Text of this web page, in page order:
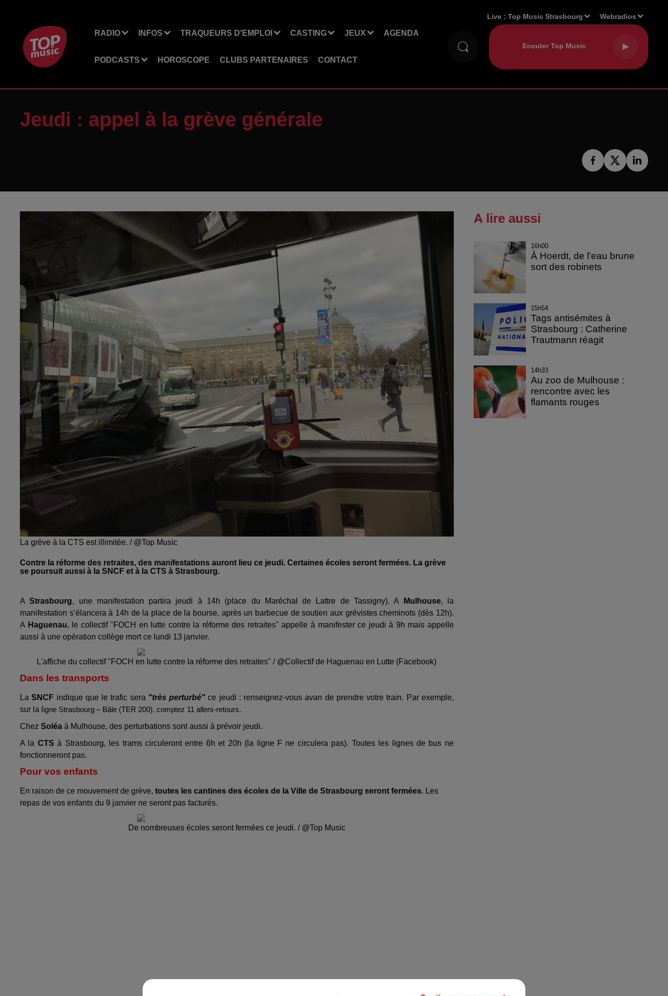
RADIO INFOS TRAQUEURS D'EMPLOI CASTING JEUX AGENDA
PODCASTS HOROSCOPE CLUBS PARTENAIRES CONTACT
Live :Top Music Strasbourg Webradios
Jeudi : appel à la grève générale
La grève à la CTS est illimitée. / @Top Music
Contre la réforme des retraites, des manifestations auront lieu ce jeudi. Certaines écoles seront fermées. La grève
se poursuit aussi à la SNCF et à la CTS à Strasbourg.
AStrasbourg, une manifestation partira jeudi à 14h (place du Maréchal de Lattre de Tassigny). A Mulhouse, la
manifestation s’élancera à 14h de la place de la bourse, après un barbecue de soutien aux grévistes cheminots (dès 12h).
A Haguenau, le collectif "FOCH en lutte contre la réforme des retraites" appelle à manifester ce jeudi à 9h mais appelle
aussi à une opération collège mort ce lundi 13 janvier.
L'affiche ducollectif "FOCH en lutte contre la réforme des retraites" / @Collectif de Haguenau en Lutte (Facebook)
Dans les transports
LaSNCF indique que le trafic sera "très perturbé" ce jeudi : renseignez-vous avan de prendre votre train. Par exemple,
sur la l igne Strasbourg – Bâle (TER 200), comptez 11 allers-retours.
Chez Soléa à Mulhouse, des perturbations sont aussi à prévoir jeudi.
A la CTS à Strasbourg, les trams circuleront entre 6h et 20h (la ligne F ne circulera pas). Toutes les lignes de bus ne
fonctionneront pas.
Pour vos enfants
En raison de ce mouvement de grève, toutes les cantines des écoles de la Ville de Strasbourg seront fermées. Les
repas de vos enfants du 9 janvier ne seront pas facturés.
De nombreuses écoles seront fermées ce jeudi. / @Top Music
A lire aussi
16h00
À Hoerdt, de l’eau brune
sort des robinets
15h54
Tags antisémites à
Strasbourg : Catherine
Trautmann réagit
14h33
Au zoo de Mulhouse :
rencontre avec les
flamants rouges